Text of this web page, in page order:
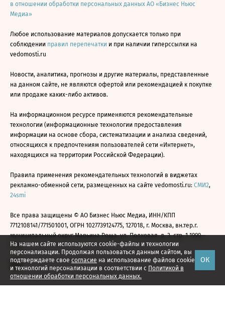
На нашем сайте используются cookie-файлы и технологии
персонализации. Продолжая пользоваться данным сайтом, вы
подтверждаете свое согласие на использование файлов cookie
и технологий персонализации в соответствии с Политикой в
отношении обработки персональных данных.
ОК
в отношении обработки персональных данных АО «Бизнес Ньюс
Медиа»
Любое использование материалов допускается только при
соблюдении правил перепечатки и при наличии гиперссылки на
vedomosti.ru
Новости, аналитика, прогнозы и другие материалы, представленные
на данном сайте, не являются офертой или рекомендацией к покупке
или продаже каких-либо активов.
На информационном ресурсе применяются рекомендательные
технологии (информационные технологии предоставления
информации на основе сбора, систематизации и анализа сведений,
относящихся к предпочтениям пользователей сети «Интернет»,
находящихся на территории Российской Федерации).
Правила применения рекомендательных технологий в виджетах
рекламно-обменной сети, размещенных на сайте vedomosti.ru: СМИ2,
24smi
Все права защищены © АО Бизнес Ньюс Медиа, ИНН/КПП
7712108141/771501001, ОГРН 1027739124775, 127018, г. Москва, вн.тер.г.
муниципальный округ Марьина Роща, ул. Полковая, д. 3, стр. 1 1999—
2026